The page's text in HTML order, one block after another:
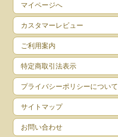
マイページへ
カスタマーレビュー
ご利用案内
特定商取引法表示
プライバシーポリシーについて
サイトマップ
お問い合わせ